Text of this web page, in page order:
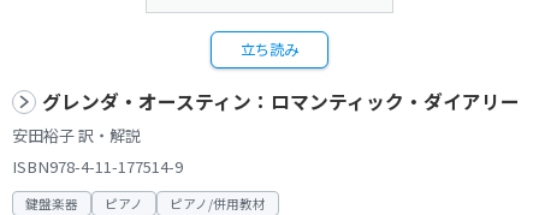
立ち読み
グレンダ・オースティン：ロマンティック・ダイアリー
安田裕子 訳・解説
ISBN978-4-11-177514-9
鍵盤楽器 ピアノ ピアノ/併用教材